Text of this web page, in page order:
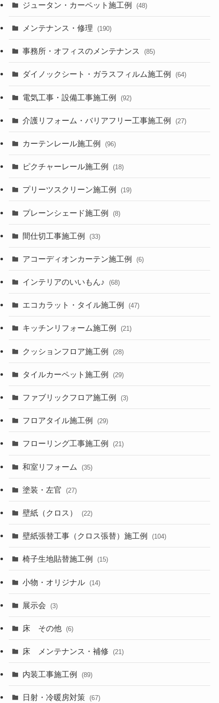
ジュータン・カーペット施工例 (48)
メンテナンス・修理 (190)
事務所・オフィスのメンテナンス (85)
ダイノックシート・ガラスフィルム施工例 (64)
電気工事・設備工事施工例 (92)
介護リフォーム・バリアフリー工事施工例 (27)
カーテンレール施工例 (96)
ピクチャーレール施工例 (18)
プリーツスクリーン施工例 (19)
プレーンシェード施工例 (8)
間仕切工事施工例 (33)
アコーディオンカーテン施工例 (6)
インテリアのいいもん♪ (68)
エコカラット・タイル施工例 (47)
キッチンリフォーム施工例 (21)
クッションフロア施工例 (28)
タイルカーペット施工例 (29)
ファブリックフロア施工例 (3)
フロアタイル施工例 (29)
フローリング工事施工例 (21)
和室リフォーム (35)
塗装・左官 (27)
壁紙（クロス） (22)
壁紙張替工事（クロス張替）施工例 (104)
椅子生地貼替施工例 (15)
小物・オリジナル (14)
展示会 (3)
床 その他 (6)
床 メンテナンス・補修 (21)
内装工事施工例 (89)
日射・冷暖房対策 (67)